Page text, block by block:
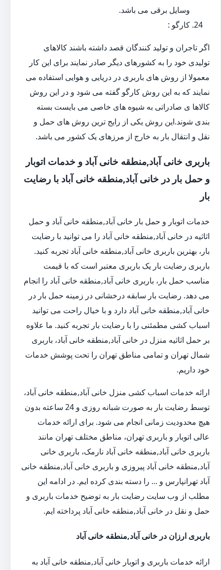
وسایل برقی می باشد.
کارگو :
اگر تاجران و تولید کنندگان قصد داشته باشند کالاهای
تولیدی خود را به کشورهای دیگر صادر نمایند برای این کار
معمولا از روش های باربری در دریایی و هوایی استفاده می
نمایند که به این روش کارگو گفته می شود و در این روش
کالاها ی صادراتی به شیوه های خاصی می بایست بسته
بندی شوند.این روش یکی از رایج ترین روش های حمل و
نقل و انتقال بار به خارج از مرزهای یک کشور می باشد.
باربری خانی آباد,منطقه خانی آباد و خدمات اتوبار
و حمل بار در خانی آباد,منطقه خانی آباد با رضایت
بار
خدمات اتوبار و حمل بار خانی آباد,منطقه خانی آباد و حمل
اثاثیه در خانی آباد,منطقه خانی آباد را می توانید با رضایت
بار، بهترین باربری خانی آباد,منطقه خانی آباد تجربه کنید.
باربری رضایت بار یک باربری معتبر است که با قیمت
مناسب حمل بار، باربری خانی آباد,منطقه خانی آباد را انجام
می دهد. رضایت بار سابقه درخشانی در زمینه حمل بار در
خانی آباد,منطقه خانی آباد دارد و با خیال راحت می توانید
اسباب کشی مطمئنی را با رضایت بار تجربه کنید. ما علاوه
بر حمل اثاثیه منزل در خانی آباد,منطقه خانی آباد، باربری
شمال تهران و تمامی مناطق تهران را تحت پوشش خدمات
خود داریم.
ارائه خدمات اسباب کشی منزل خانی آباد,منطقه خانی آباد،
توسط رضایت بار به صورت شبانه روزی و 24 ساعته بدون
هیچ محدودیت زمانی انجام می شود. برای ارائه خدمات
عالی اتوبار و باربری تهران، مناطق مختلف تهران مانند
باربری خانی آباد,منطقه خانی آباد نارمک، باربری خانی
آباد,منطقه خانی آباد پیروزی و باربری خانی آباد,منطقه خانی
آباد تهرانپارس و ... را دسته بندی کرده ایم. در ادامه این
مطلب از وب سایت رضایت بار به توضیح خدمات باربری و
حمل و نقل در خانی آباد,منطقه خانی آباد پرداخته ایم.
باربری ارزان در خانی آباد,منطقه خانی آباد
ارائه خدمات باربری و اتوبار خانی آباد,منطقه خانی آباد به